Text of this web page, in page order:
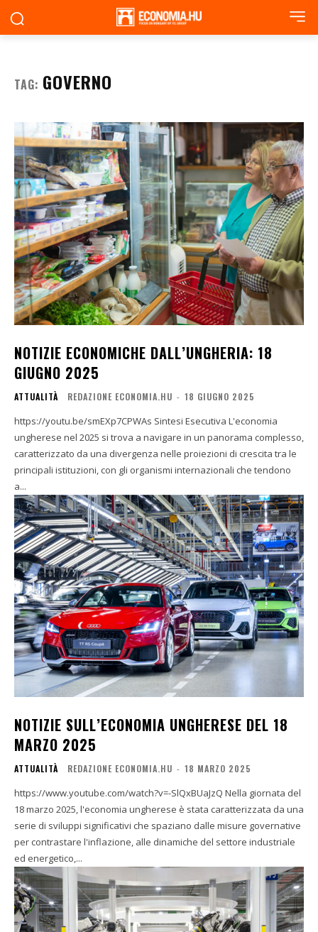
TAG: GOVERNO
NOTIZIE ECONOMICHE DALL’UNGHERIA: 18
GIUGNO 2025
ATTUALITÀ REDAZIONE ECONOMIA.HU - 18 GIUGNO 2025
https://youtu.be/smEXp7CPWAs Sintesi Esecutiva L'economia
ungherese nel 2025 si trova a navigare in un panorama complesso,
caratterizzato da una divergenza nelle proiezioni di crescita tra le
principali istituzioni, con gli organismi internazionali che tendono
a...
NOTIZIE SULL’ECONOMIA UNGHERESE DEL 18
MARZO 2025
ATTUALITÀ REDAZIONE ECONOMIA.HU - 18 MARZO 2025
https://www.youtube.com/watch?v=-SlQxBUaJzQ Nella giornata del
18 marzo 2025, l'economia ungherese è stata caratterizzata da una
serie di sviluppi significativi che spaziano dalle misure governative
per contrastare l'inflazione, alle dinamiche del settore industriale
ed energetico,...